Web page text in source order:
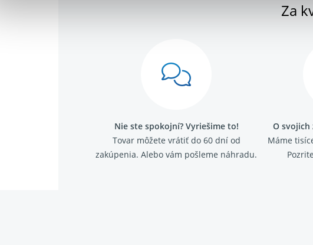
Za
Nie ste spokojní? Vyriešime to!
Tovar môžete vrátiť do 60 dní od
zakúpenia. Alebo vám pošleme náhradu.
O svojich
Máme